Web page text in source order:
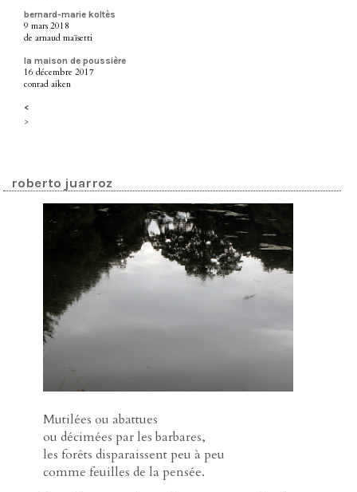
bernard-marie koltès
9 mars 2018
de arnaud maïsetti
la maison de poussière
16 décembre 2017
conrad aiken
<
>
roberto juarroz
Mutilées ou abattues
ou décimées par les barbares,
les forêts disparaissent peu à peu
comme feuilles de la pensée.